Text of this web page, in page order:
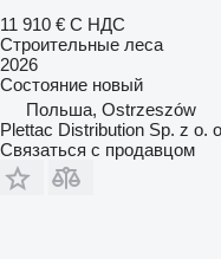
11 910 € С НДС
Строительные леса
2026
Состояние новый
Польша, Ostrzeszów
Plettac Distribution Sp. z o.
Связаться с продавцом